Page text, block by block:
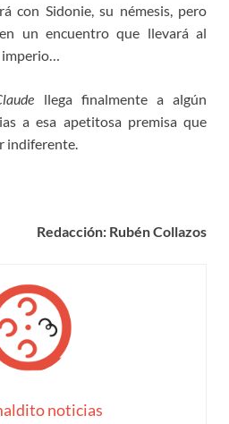
con Sidonie, su némesis, pero
un encuentro que llevará al
imperio…
llega finalmente a algún
a esa apetitosa premisa que
indiferente.
Redacción: Rubén Collazos
noticias